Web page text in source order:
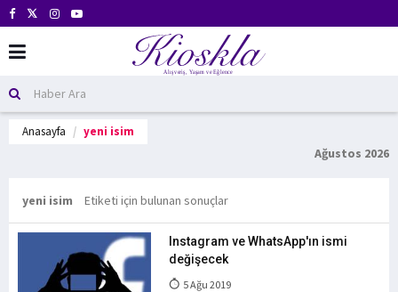
Anasayfa yeni isim
Ağustos 2026
yeni isim Etiketi için bulunan sonuçlar
Instagram ve WhatsApp'ın ismi
değişecek
5 Ağu 2019